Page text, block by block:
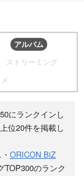
アルバム
ストリーミング
にランクインし
位20件を掲載し
ORICON BiZ
TOP300のランク